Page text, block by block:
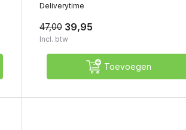
Deliverytime
47,00 39,95
Incl. btw
Toevoegen